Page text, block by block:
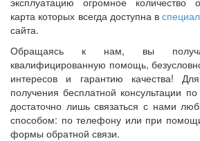
карта которых всегда доступна в
сайта.
Обращаясь к нам, вы
квалифицированную помощь,
интересов и гарантию качества!
получения бесплатной консультации
достаточно лишь связаться с нами
способом: по телефону или при
формы обратной связи.